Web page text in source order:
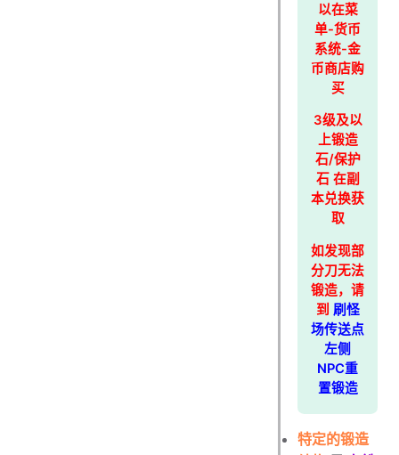
以在菜
单-货币
系统-金
币商店购
买
3级及以
上锻造
石/保护
石 在副
本兑换获
取
如发现部
分刀无法
锻造，请
到 刷怪
场传送点
左侧
NPC重
置锻造
特定的锻造